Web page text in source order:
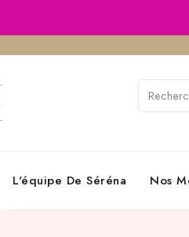
L'équipe De Séréna Nos